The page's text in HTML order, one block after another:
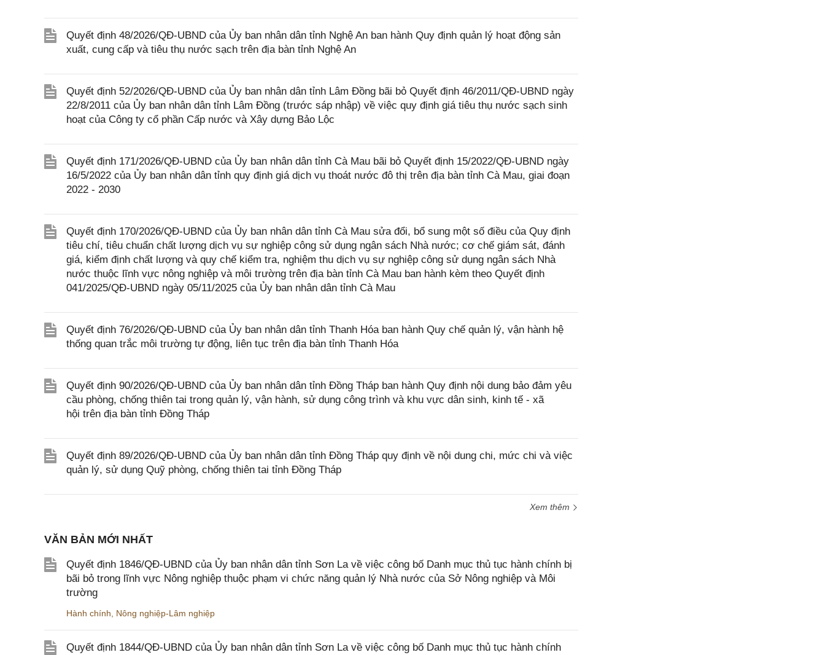
Quyết định 48/2026/QĐ-UBND của Ủy ban nhân dân tỉnh Nghệ An ban hành Quy định quản lý hoạt động sản
xuất, cung cấp và tiêu thụ nước sạch trên địa bàn tỉnh Nghệ An
Quyết định 52/2026/QĐ-UBND của Ủy ban nhân dân tỉnh Lâm Đồng bãi bỏ Quyết định 46/2011/QĐ-UBND ngày
22/8/2011 của Ủy ban nhân dân tỉnh Lâm Đồng (trước sáp nhập) về việc quy định giá tiêu thụ nước sạch sinh
hoạt của Công ty cổ phần Cấp nước và Xây dựng Bảo Lộc
Quyết định 171/2026/QĐ-UBND của Ủy ban nhân dân tỉnh Cà Mau bãi bỏ Quyết định 15/2022/QĐ-UBND ngày
16/5/2022 của Ủy ban nhân dân tỉnh quy định giá dịch vụ thoát nước đô thị trên địa bàn tỉnh Cà Mau, giai đoạn
2022 - 2030
Quyết định 170/2026/QĐ-UBND của Ủy ban nhân dân tỉnh Cà Mau sửa đổi, bổ sung một số điều của Quy định
tiêu chí, tiêu chuẩn chất lượng dịch vụ sự nghiệp công sử dụng ngân sách Nhà nước; cơ chế giám sát, đánh
giá, kiểm định chất lượng và quy chế kiểm tra, nghiệm thu dịch vụ sự nghiệp công sử dụng ngân sách Nhà
nước thuộc lĩnh vực nông nghiệp và môi trường trên địa bàn tỉnh Cà Mau ban hành kèm theo Quyết định
041/2025/QĐ-UBND ngày 05/11/2025 của Ủy ban nhân dân tỉnh Cà Mau
Quyết định 76/2026/QĐ-UBND của Ủy ban nhân dân tỉnh Thanh Hóa ban hành Quy chế quản lý, vận hành hệ
thống quan trắc môi trường tự động, liên tục trên địa bàn tỉnh Thanh Hóa
Quyết định 90/2026/QĐ-UBND của Ủy ban nhân dân tỉnh Đồng Tháp ban hành Quy định nội dung bảo đảm yêu
cầu phòng, chống thiên tai trong quản lý, vận hành, sử dụng công trình và khu vực dân sinh, kinh tế - xã
hội trên địa bàn tỉnh Đồng Tháp
Quyết định 89/2026/QĐ-UBND của Ủy ban nhân dân tỉnh Đồng Tháp quy định về nội dung chi, mức chi và việc
quản lý, sử dụng Quỹ phòng, chống thiên tai tỉnh Đồng Tháp
Xem thêm
VĂN BẢN MỚI NHẤT
Quyết định 1846/QĐ-UBND của Ủy ban nhân dân tỉnh Sơn La về việc công bố Danh mục thủ tục hành chính bị
bãi bỏ trong lĩnh vực Nông nghiệp thuộc phạm vi chức năng quản lý Nhà nước của Sở Nông nghiệp và Môi
trường
Hành chính Nông nghiệp-Lâm nghiệp
Quyết định 1844/QĐ-UBND của Ủy ban nhân dân tỉnh Sơn La về việc công bố Danh mục thủ tục hành chính